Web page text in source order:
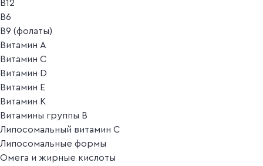
В12
В6
В9 (фолаты)
Витамин A
Витамин C
Витамин D
Витамин E
Витамин K
Витамины группы B
Липосомальный витамин C
Липосомальные формы
Омега и жирные кислоты